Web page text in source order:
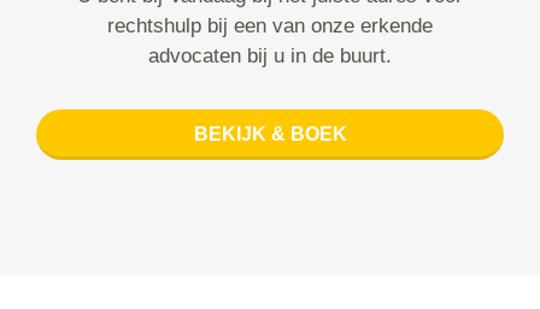
rechtshulp bij een van onze erkende
advocaten bij u in de buurt.
BEKIJK & BOEK